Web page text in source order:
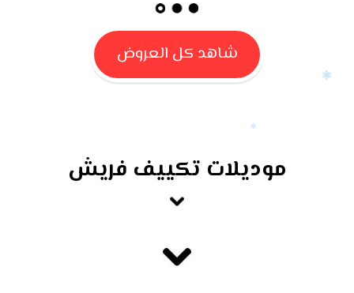
شاهد كل العروض
موديلات تكييف فريش